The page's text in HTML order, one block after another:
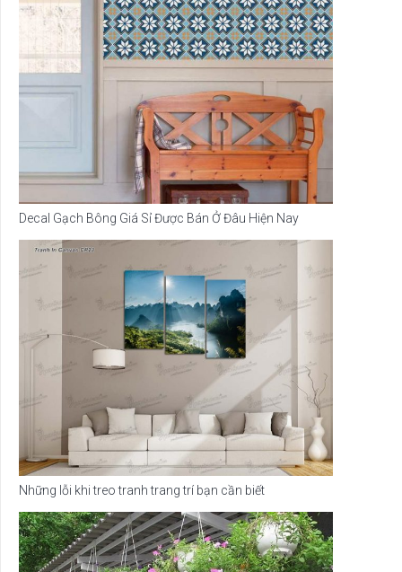
Decal Gạch Bông Giá Sỉ Được Bán Ở Đâu Hiện Nay
Những lỗi khi treo tranh trang trí bạn cần biết